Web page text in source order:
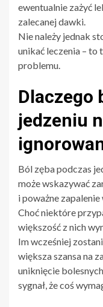
ewentualnie zażyć
zalecanej dawki.
Nie należy jednak
unikać leczenia –
problemu.
Dlaczego
jedzeniu
Ból zęba podczas
może wskazywać
i poważne zapalenie
Choć niektóre
większość z nich
Im wcześniej
większa szansa na
uniknięcie
sygnał, że coś